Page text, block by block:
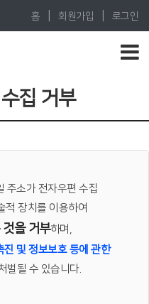
홈 회원가입 로그인
집 거부
주소가 전자우편 수집
적 장치를 이용하여
을 거부하며,
진 및 정보보호 등에 관한
벌될 수 있습니다.